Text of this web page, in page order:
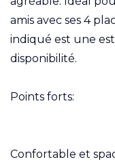
amis avec ses 4
indiqué est une
disponibilité.
Points forts:
Confortable et